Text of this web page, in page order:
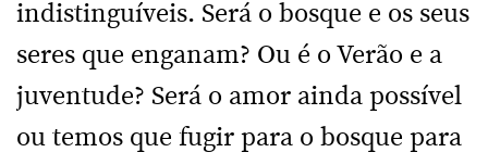
indistinguíveis. Será o bosque e os seus
seres que enganam? Ou é o Verão e a
juventude? Será o amor ainda possível
ou temos que fugir para o bosque para